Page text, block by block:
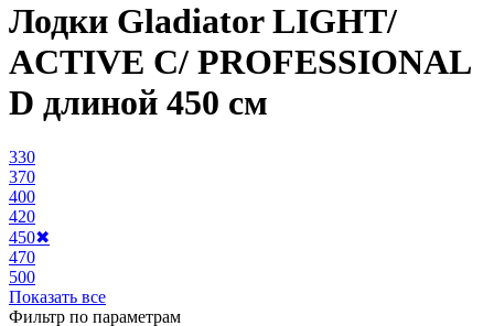
Лодки Gladiator LIGHT/
ACTIVE C/ PROFESSIONAL
D длиной 450 см
330
370
400
420
450✖
470
500
Показать все
Фильтр по параметрам